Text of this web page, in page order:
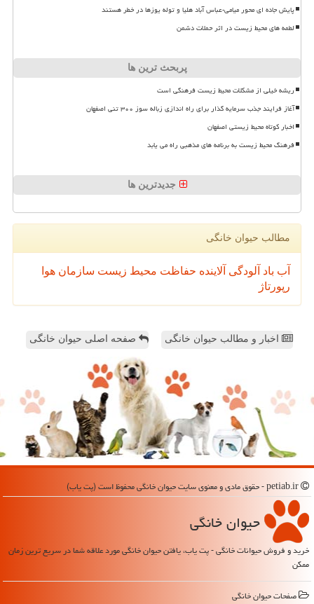
پایش جاده ای محور میامی-عباس آباد هلیا و توله یوزها در خطر هستند
لطمه های محیط زیست در اثر حملات دشمن
پربحث ترین ها
ریشه خیلی از مشکلات محیط زیست فرهنگی است
آغاز فرایند جذب سرمایه گذار برای راه اندازی زباله سوز ۳۰۰ تنی اصفهان
اخبار کوتاه محیط زیستی اصفهان
فرهنگ محیط زیست به برنامه های مذهبی راه می یابد
جدیدترین ها
مطالب حیوان خانگی
آب باد آلودگی آلاینده حفاظت محیط زیست سازمان هوا
رپورتاژ
اخبار و مطالب حیوان خانگی صفحه اصلی حیوان خانگی
حیوان خانگی
خرید و فروش حیوانات خانگی - پت یاب، یافتن حیوان خانگی مورد علاقه شما در سریع ترین زمان
ممکن
صفحات حیوان خانگی